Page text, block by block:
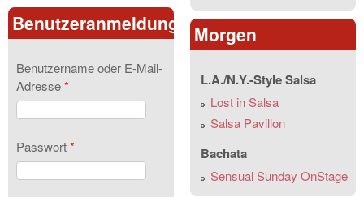
Benutzeranmeldung
Benutzername oder E-Mail-
Adresse*
Passwort*
Morgen
L.A./N.Y.-Style Salsa
Lost in Salsa
Salsa Pavillon
Bachata
Sensual Sunday OnStage